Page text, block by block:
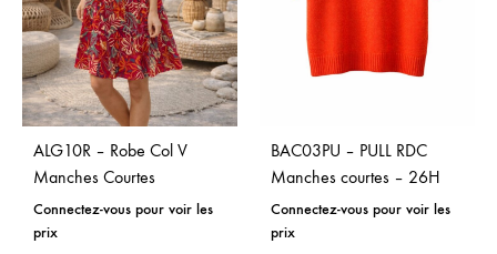
ALG10R – Robe Col V
Manches Courtes
Connectez-vous pour voir les
prix
BAC03PU – PULL RDC
Manches courtes – 26H
Connectez-vous pour voir les
prix